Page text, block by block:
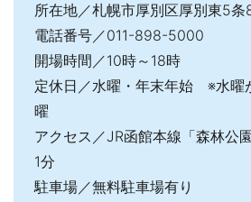
所在地／札幌市厚別区厚別東5条
電話番号／011-898-5000
開場時間／10時～18時
定休日／水曜・年末年始 ※水曜
曜
アクセス／JR函館本線「森林公
1分
駐車場／無料駐車場有り